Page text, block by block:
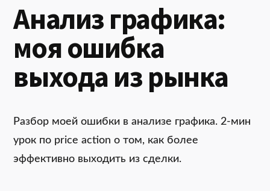
Анализ графика:
моя ошибка
выхода из рынка
Разбор моей ошибки в анализе графика. 2-мин
урок по price action о том, как более
эффективно выходить из сделки.